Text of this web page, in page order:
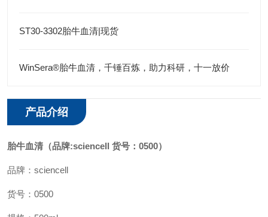
ST30-3302胎牛血清|现货
WinSera®胎牛血清，千锤百炼，助力科研，十一放价
产品介绍
胎牛血清（品牌:sciencell 货号：0500）
品牌： sciencell
货号： 0500